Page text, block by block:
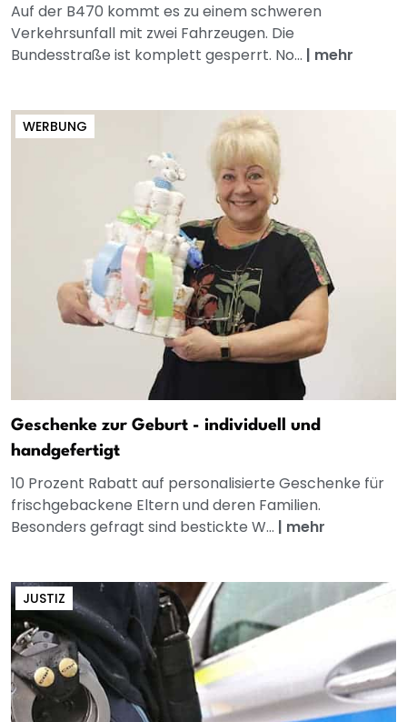
Auf der B470 kommt es zu einem schweren
Verkehrsunfall mit zwei Fahrzeugen. Die
Bundesstraße ist komplett gesperrt. No... | mehr
WERBUNG
Geschenke zur Geburt - individuell und
handgefertigt
10 Prozent Rabatt auf personalisierte Geschenke für
frischgebackene Eltern und deren Familien.
Besonders gefragt sind bestickte W... | mehr
JUSTIZ